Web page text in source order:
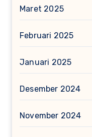
Maret 2025
Februari 2025
Januari 2025
Desember 2024
November 2024